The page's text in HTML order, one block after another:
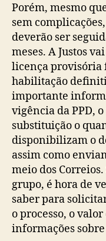
Porém, mesmo
sem
deverão ser
meses. A Justos
licença provisória
habilitação
importante
vigência da PPD,
substituição o
disponibilizam o
assim como
meio dos
grupo, é hora de
saber para
o processo, o
informações sobre